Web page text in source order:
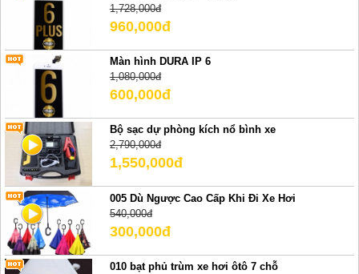
1,728,000đ
960,000đ
Màn hình DURA IP 6
1,080,000đ
600,000đ
Bộ sạc dự phòng kích nổ bình xe
2,790,000đ
1,550,000đ
005 Dù Ngược Cao Cấp Khi Đi Xe Hơi
540,000đ
300,000đ
010 bạt phủ trùm xe hơi ôtô 7 chỗ